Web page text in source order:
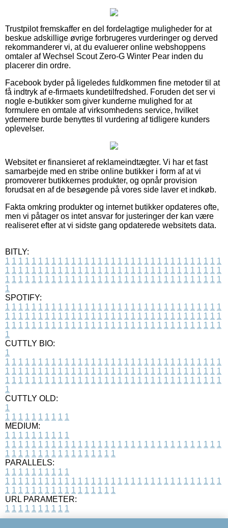
Trustpilot fremskaffer en del fordelagtige muligheder for at
beskue adskillige øvrige forbrugeres vurderinger og derved
rekommanderer vi, at du evaluerer online webshoppens
omtaler af Wechsel Scout Zero-G Winter Pear inden du
placerer din ordre.
Facebook byder på ligeledes fuldkommen fine metoder til at
få indtryk af e-firmaets kundetilfredshed. Foruden det ser vi
nogle e-butikker som giver kunderne mulighed for at
formulere en omtale af virksomhedens service, hvilket
ydermere burde benyttes til vurdering af tidligere kunders
oplevelser.
Websitet er finansieret af reklameindtægter. Vi har et fast
samarbejde med en stribe online butikker i form af at vi
promoverer butikkernes produkter, og opnår provision
forudsat en af de besøgende på vores side laver et indkøb.
Fakta omkring produkter og internet butikker opdateres ofte,
men vi påtager os intet ansvar for justeringer der kan være
realiseret efter at vi sidste gang opdaterede websitets data.
BITLY:
1 1 1 1 1 1 1 1 1 1 1 1 1 1 1 1 1 1 1 1 1 1 1 1 1 1 1 1 1 1 1 1 1
1 1 1 1 1 1 1 1 1 1 1 1 1 1 1 1 1 1 1 1 1 1 1 1 1 1 1 1 1 1 1 1 1
1 1 1 1 1 1 1 1 1 1 1 1 1 1 1 1 1 1 1 1 1 1 1 1 1 1 1 1 1 1 1 1 1
1
SPOTIFY:
1 1 1 1 1 1 1 1 1 1 1 1 1 1 1 1 1 1 1 1 1 1 1 1 1 1 1 1 1 1 1 1 1
1 1 1 1 1 1 1 1 1 1 1 1 1 1 1 1 1 1 1 1 1 1 1 1 1 1 1 1 1 1 1 1 1
1 1 1 1 1 1 1 1 1 1 1 1 1 1 1 1 1 1 1 1 1 1 1 1 1 1 1 1 1 1 1 1 1
1
CUTTLY BIO:
1
1 1 1 1 1 1 1 1 1 1 1 1 1 1 1 1 1 1 1 1 1 1 1 1 1 1 1 1 1 1 1 1 1
1 1 1 1 1 1 1 1 1 1 1 1 1 1 1 1 1 1 1 1 1 1 1 1 1 1 1 1 1 1 1 1 1
1 1 1 1 1 1 1 1 1 1 1 1 1 1 1 1 1 1 1 1 1 1 1 1 1 1 1 1 1 1 1 1 1
1
CUTTLY OLD:
1
1 1 1 1 1 1 1 1 1 1
MEDIUM:
1 1 1 1 1 1 1 1 1 1
1 1 1 1 1 1 1 1 1 1 1 1 1 1 1 1 1 1 1 1 1 1 1 1 1 1 1 1 1 1 1 1 1
1 1 1 1 1 1 1 1 1 1 1 1 1 1 1 1 1
PARALLELS:
1 1 1 1 1 1 1 1 1 1
1 1 1 1 1 1 1 1 1 1 1 1 1 1 1 1 1 1 1 1 1 1 1 1 1 1 1 1 1 1 1 1 1
1 1 1 1 1 1 1 1 1 1 1 1 1 1 1 1 1
URL PARAMETER:
1 1 1 1 1 1 1 1 1 1